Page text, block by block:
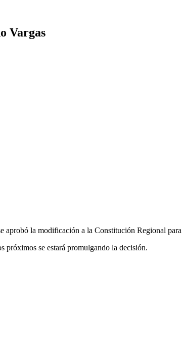
Vargas
la modificación a la Constitución Regional
próximos se estará promulgando la decisión.